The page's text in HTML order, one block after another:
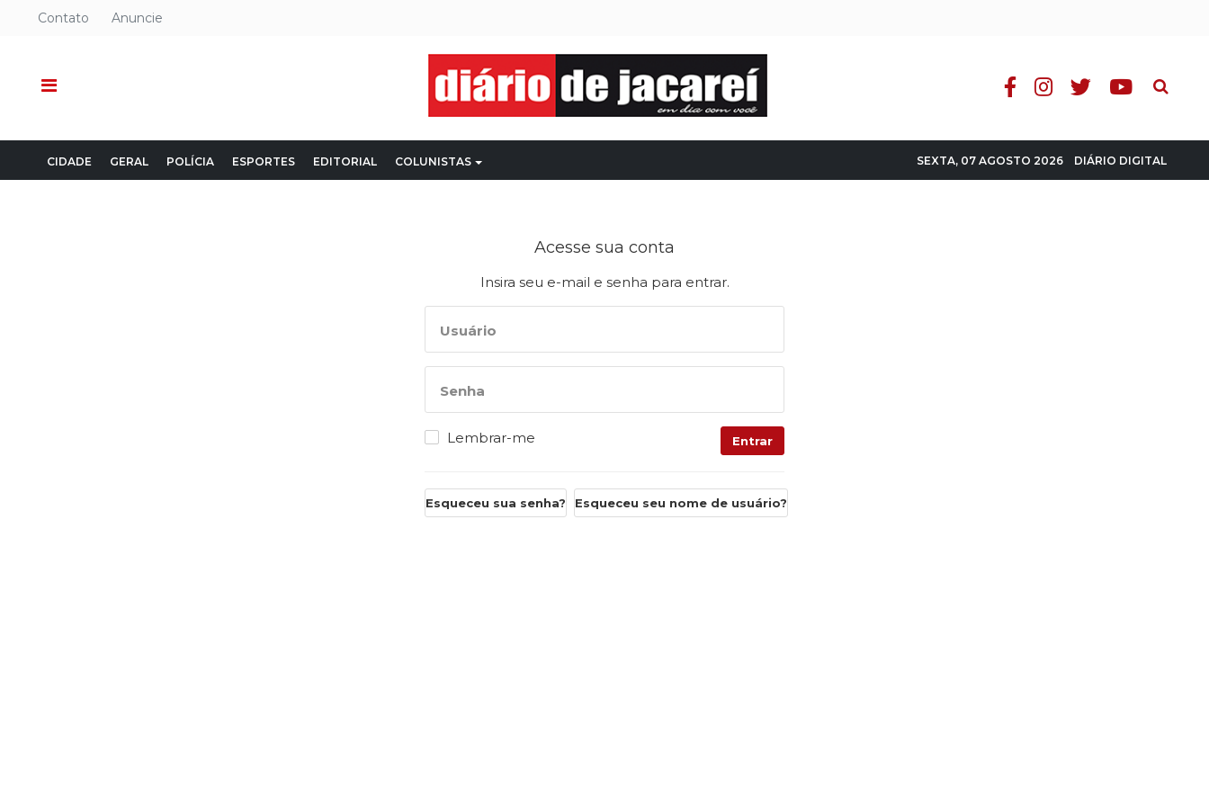
Contato Anuncie
Pesquisa
CIDADE GERAL POLÍCIA ESPORTES EDITORIAL COLUNISTAS SEXTA, 07 AGOSTO 2026 DIÁRIO DIGITAL
Acesse sua conta
Insira seu e-mail e senha para entrar.
Usuário
Senha
Lembrar-me Entrar
Esqueceu sua senha? Esqueceu seu nome de usuário?